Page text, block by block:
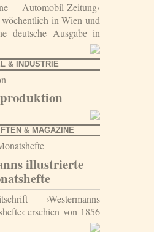
Automobil-Zeitung‹
in Wien und
deutsche Ausgabe in
& INDUSTRIE
& MAGAZINE
illustrierte
›Westermanns
erschien von 1856